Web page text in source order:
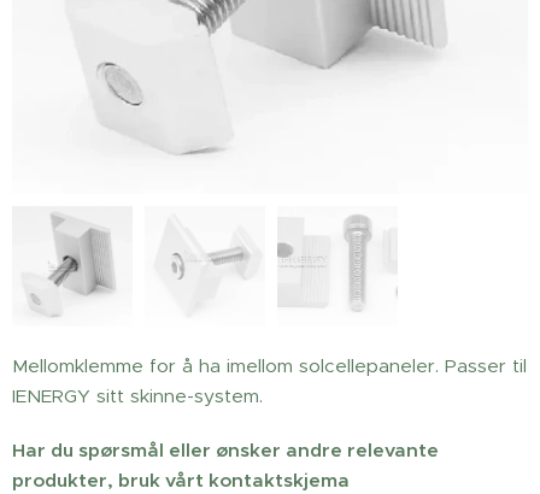
Mellomklemme for å ha imellom solcellepaneler. Passer til
IENERGY sitt skinne-system.
Har du spørsmål eller ønsker andre relevante
produkter, bruk vårt kontaktskjema